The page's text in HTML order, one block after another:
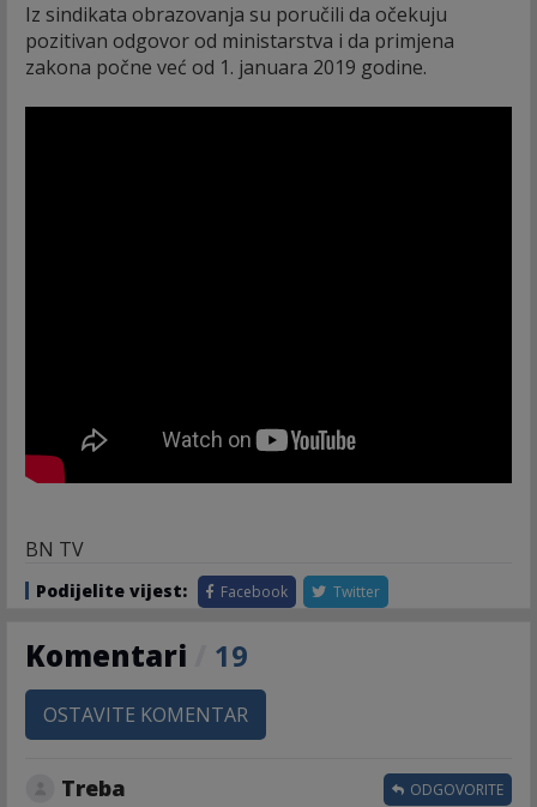
Iz sindikata obrazovanja su poručili da očekuju
pozitivan odgovor od ministarstva i da primjena
zakona počne već od 1. januara 2019 godine.
BN TV
Podijelite vijest: Facebook Twitter
Komentari 19
OSTAVITE KOMENTAR
Treba ODGOVORITE